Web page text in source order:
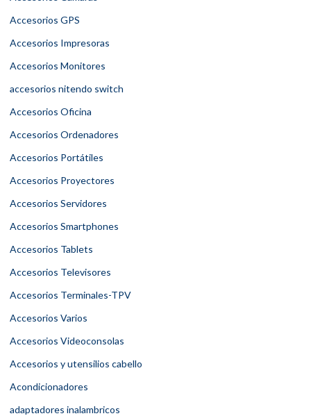
Accesorios GPS
Accesorios Impresoras
Accesorios Monitores
accesorios nitendo switch
Accesorios Oficina
Accesorios Ordenadores
Accesorios Portátiles
Accesorios Proyectores
Accesorios Servidores
Accesorios Smartphones
Accesorios Tablets
Accesorios Televisores
Accesorios Terminales-TPV
Accesorios Varios
Accesorios Videoconsolas
Accesorios y utensilios cabello
Acondicionadores
adaptadores inalambricos